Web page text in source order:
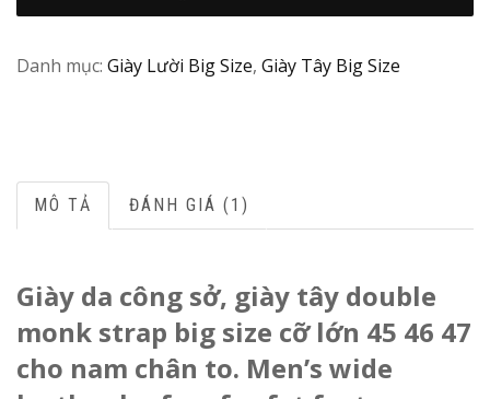
Danh mục: Giày Lười Big Size, Giày Tây Big Size
MÔ TẢ ĐÁNH GIÁ (1)
Giày da công sở, giày tây double
monk strap big size cỡ lớn 45 46 47
cho nam chân to. Men’s wide